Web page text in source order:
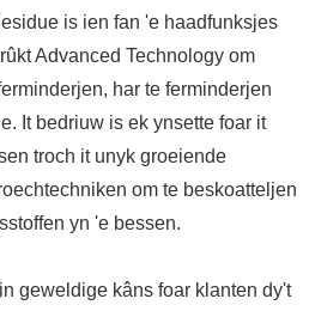
is ien fan 'e haadfunksjes
Advanced Technology om
har te ferminderjen
It bedriuw is ek ynsette foar it
troch it unyk groeiende
om te beskoatteljen
yn 'e bessen.
geweldige kâns foar klanten dy't